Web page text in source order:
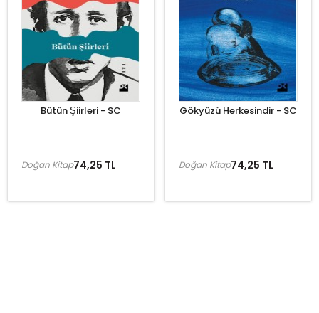
Bütün Şiirleri - SC
74,25 TL
Doğan Kitap
Gökyüzü Herkesindir - SC
74,25 TL
Doğan Kitap